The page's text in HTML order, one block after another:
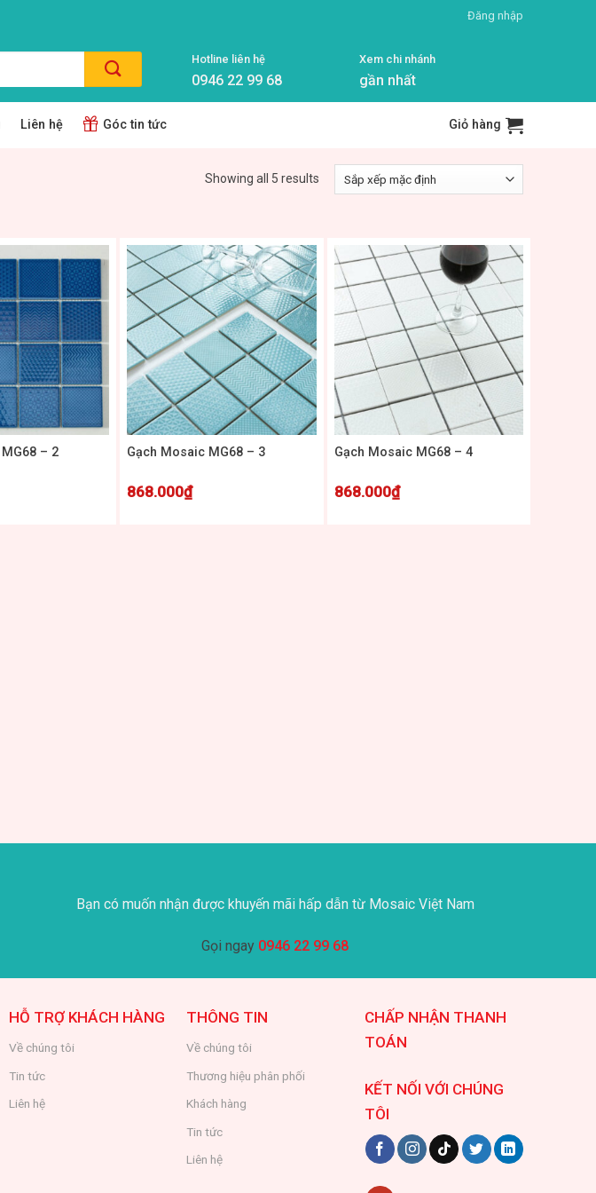
Đăng nhập
Hotline liên hệ
0946 22 99 68
Xem chi nhánh
gần nhất
Liên hệ Góc tin tức Giỏ hàng
Showing all 5 results
– 2
+
Gạch Mosaic MG68 – 3
868.000₫
Gạch Mosaic MG68 – 4
868.000₫
Bạn có muốn nhận được khuyến mãi hấp dẫn từ Mosaic Việt Nam
Gọi ngay 0946 22 99 68
HỖ TRỢ KHÁCH HÀNG
Về chúng tôi
Tin tức
Liên hệ
THÔNG TIN
Về chúng tôi
Thương hiệu phân phối
Khách hàng
Tin tức
Liên hệ
CHẤP NHẬN THANH
TOÁN
KẾT NỐI VỚI CHÚNG
TÔI